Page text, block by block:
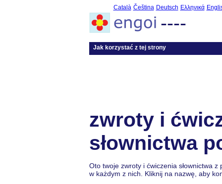
Català Čeština Deutsch Ελληνικά
----
Jak korzystać z tej strony
zwroty i
słownictwa
Oto twoje zwroty i ćwiczenia słownictwa
w każdym z nich. Kliknij na nazwę, aby